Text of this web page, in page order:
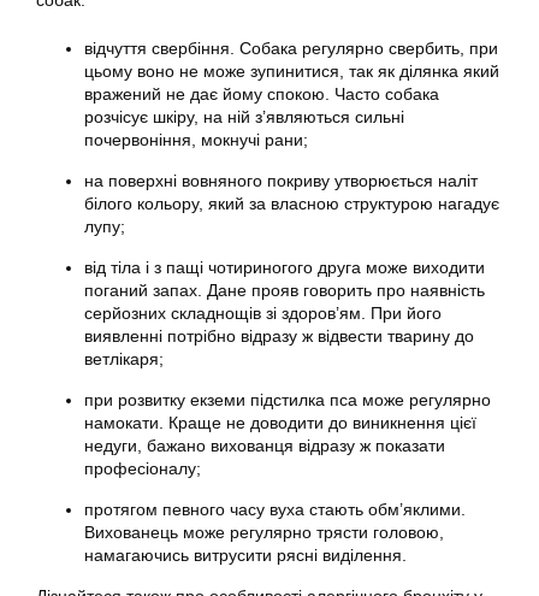
відчуття свербіння. Собака регулярно свербить, при
цьому воно не може зупинитися, так як ділянка який
вражений не дає йому спокою. Часто собака
розчісує шкіру, на ній з’являються сильні
почервоніння, мокнучі рани;
на поверхні вовняного покриву утворюється наліт
білого кольору, який за власною структурою нагадує
лупу;
від тіла і з пащі чотириногого друга може виходити
поганий запах. Дане прояв говорить про наявність
серйозних складнощів зі здоров’ям. При його
виявленні потрібно відразу ж відвести тварину до
ветлікаря;
при розвитку екземи підстилка пса може регулярно
намокати. Краще не доводити до виникнення цієї
недуги, бажано вихованця відразу ж показати
професіоналу;
протягом певного часу вуха стають обм’яклими.
Вихованець може регулярно трясти головою,
намагаючись витрусити рясні виділення.